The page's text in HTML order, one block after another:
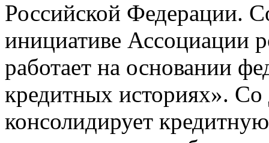
Российской Федерации.
инициативе Ассоциации
работает на основании
кредитных историях».
консолидирует